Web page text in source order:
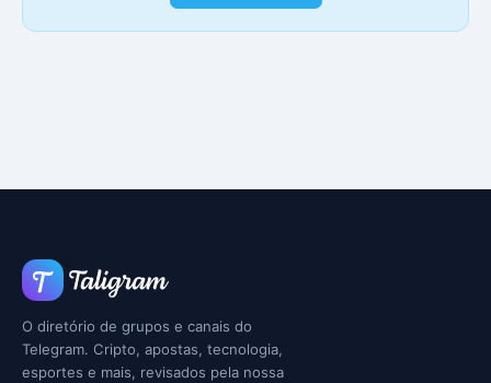
O diretório de grupos e canais do
Telegram. Cripto, apostas, tecnologia,
esportes e mais, revisados pela nossa